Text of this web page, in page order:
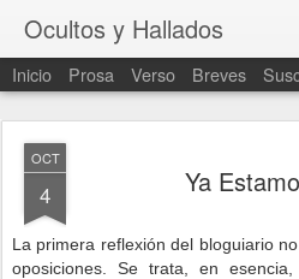
Ocultos y Hallados
Inicio Prosa Verso Breves
OCT
4 Ya
La primera reflexión del bloguiario
oposiciones. Se trata, en